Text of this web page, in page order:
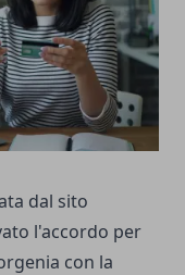
dal sito
l'accordo per
con la